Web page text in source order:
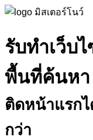
รับทำเว็บ
พื้นที่ค้นหา
ติดหน้าแรกไ
กว่า